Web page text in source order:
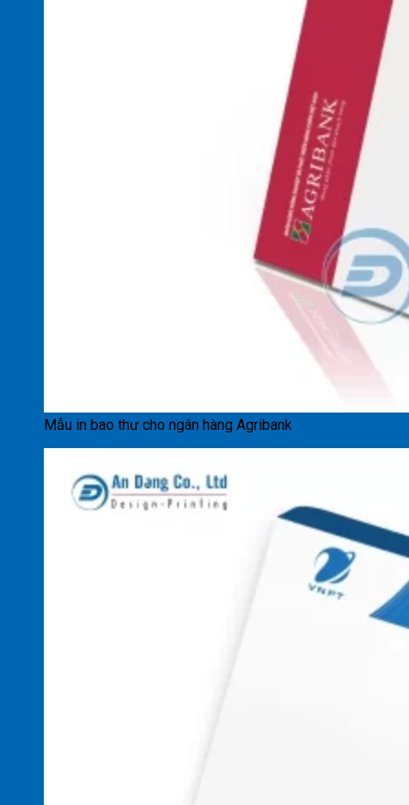
Mẫu in bao thư cho ngân hàng Agribank